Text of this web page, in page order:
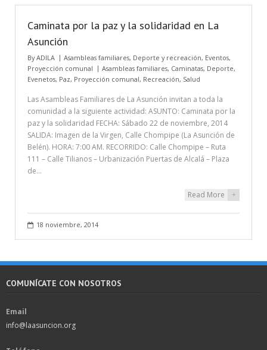
Caminata por la paz y la solidaridad en La
Asunción
ByADILA Asambleas familiares, Deporte y recreación, Eventos,
Proyección comunal
Asambleas familiares, Caminatas, Deporte,
Evenetos, Paz, Proyección comunal, Recreación, Salud
Las Asambleas Familiares de La Asunción invitan a toda la
comunidad a la siguiente actividad: ASUNTO: Caminata por la
paz y la solidaridad FECHA: Sábado 22 de noviembre, 2014
SALIDA: Imagen de la Virgen, Calle Chompipe (La Asunción de
Belén). HORA: 7:00 AM. RECORRIDO: Calle Chompipe – Ruta
111 – Calle Tilianos – Urbanización Puertas de Alcalá – Plaza
de…
Read More +
18 noviembre, 2014
COMUNÍCATE CON NOSOTROS
Email
info@laasuncion.org